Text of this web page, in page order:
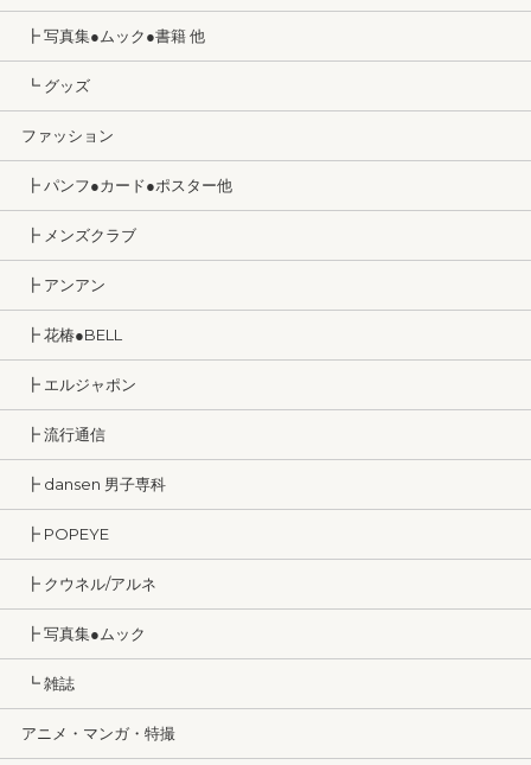
┣ 写真集●ムック●書籍 他
┗ グッズ
ファッション
┣ パンフ●カード●ポスター他
┣ メンズクラブ
┣ アンアン
┣ 花椿●BELL
┣ エルジャポン
┣ 流行通信
┣ dansen 男子専科
┣ POPEYE
┣ クウネル/アルネ
┣ 写真集●ムック
┗ 雑誌
アニメ・マンガ・特撮